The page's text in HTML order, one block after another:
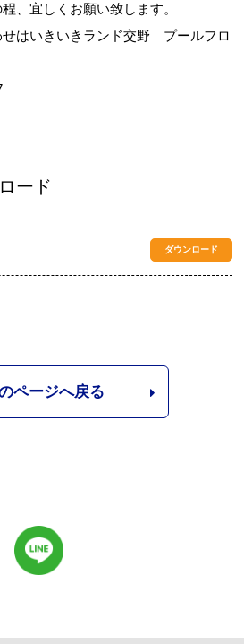
、宜しくお願い致します。
せはいきいきランド交野 プールフロ
ード
ダウンロード
ページへ戻る